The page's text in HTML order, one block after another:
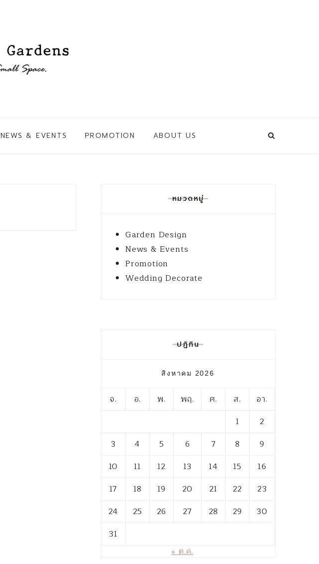
NEWS & EVENTS PROMOTION ABOUT US
หมวดหมู่
Garden Design
News & Events
Promotion
Wedding Decorate
ปฏิทิน
สิงหาคม 2026
จ. อ. พ. พฤ. ศ. ส.
อา.
1
2
3
4 5 6 7 8
9
10
11 12 13 14 15
16
17
18 19 20 21 22
23
24
25 26 27 28 29
30
31
« ต.ค.